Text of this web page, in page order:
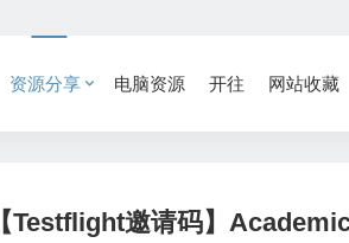
资源分享 电脑资源 开往 网站收藏
【Testflight邀请码】